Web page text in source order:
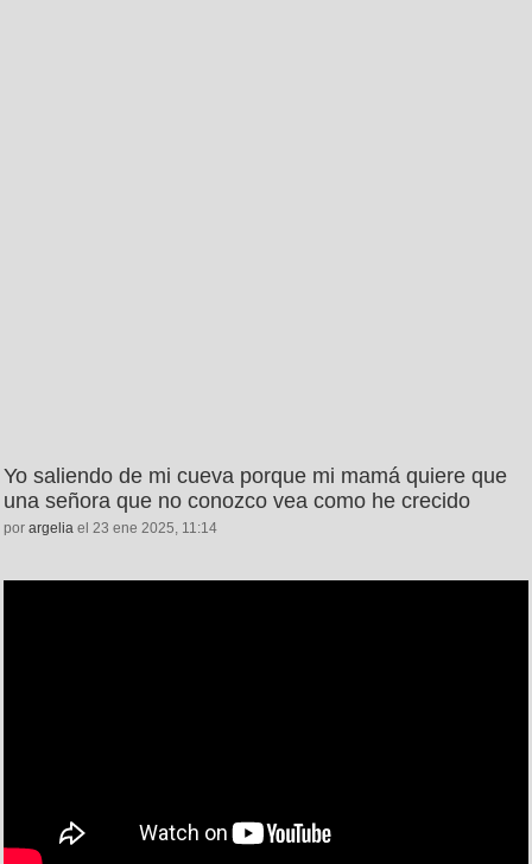
Yo saliendo de mi cueva porque mi mamá quiere que
una señora que no conozco vea como he crecido
por argelia el 23 ene 2025, 11:14